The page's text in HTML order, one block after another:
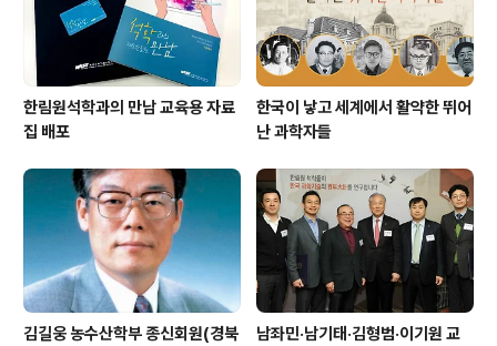
운 수상자가 배..
한림원석학과의 만남 교육용 자료
집 배포
한국이 낳고 세계에서 활약한 뛰어
난 과학자들
김길웅 농수산학부 종신회원(경북
남좌민·남기태·김형범·이기원 교